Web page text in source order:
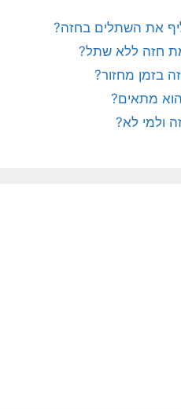
את השתלים בחזה?
חזה ללא שתל?
בזמן מחזור?
מתאים?
ולמי לא?